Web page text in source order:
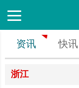
资讯 快讯
浙江